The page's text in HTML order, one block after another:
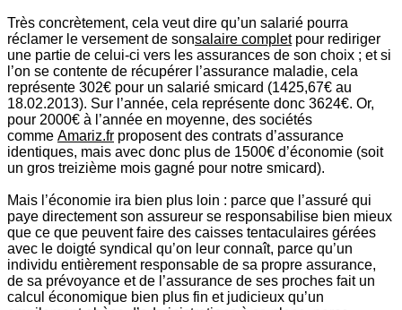
Très concrètement, cela veut dire qu’un salarié pourra
réclamer le versement de sonsalaire completpour rediriger
une partie de celui-ci vers les assurances de son choix ; et si
l’on se contente de récupérer l’assurance maladie, cela
représente 302€ pour un salarié smicard (1425,67€ au
18.02.2013). Sur l’année, cela représente donc 3624€. Or,
pour 2000€ à l’année en moyenne, des sociétés
comme Amariz.fr proposent des contrats d’assurance
identiques, mais avec donc plus de 1500€ d’économie (soit
un gros treizième mois gagné pour notre smicard).
Mais l’économie ira bien plus loin : parce que l’assuré qui
paye directement son assureur se responsabilise bien mieux
que ce que peuvent faire des caisses tentaculaires gérées
avec le doigté syndical qu’on leur connaît, parce qu’un
individu entièrement responsable de sa propre assurance,
de sa prévoyance et de l’assurance de ses proches fait un
calcul économique bien plus fin et judicieux qu’un